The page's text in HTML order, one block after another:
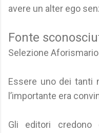
avere un alter ego
Fonte
Selezione Aforismario
Essere uno dei tanti
l’importante era
Gli editori credono